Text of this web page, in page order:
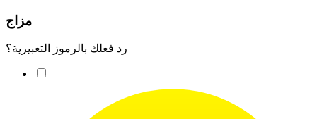
مزاج
رد فعلك بالرموز التعبيرية؟